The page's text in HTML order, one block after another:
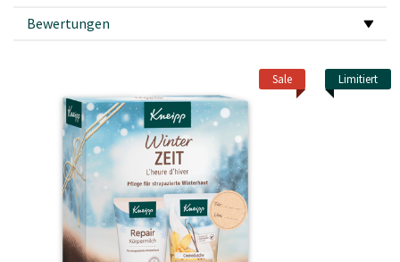
Bewertungen
Sale Limitiert